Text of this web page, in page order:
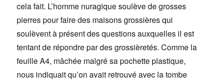
cela fait. L’homme nuragique soulève de grosses
pierres pour faire des maisons grossières qui
soulèvent à présent des questions auxquelles il est
tentant de répondre par des grossièretés. Comme la
feuille A4, mâchée malgré sa pochette plastique,
nous indiquait qu’on avait retrouvé avec la tombe